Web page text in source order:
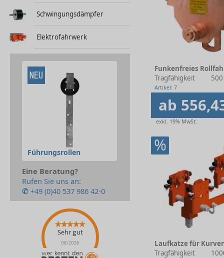
Schwingungsdämpfer
Elektrofahrwerk
Führungsrollen
Eine Beratung?
Rufen Sie uns an:
✆ +49 (0)40 537 986 42-0
Sehr gut
08/2026
Funkenfreies
Tragfähigkeit
Artikel: 7
ab
exkl. 19% MwSt.
%
Laufkatze für
Tragfähigkeit